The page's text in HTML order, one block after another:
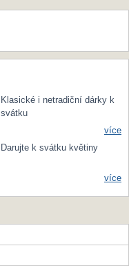
Klasické i netradiční dárky k
svátku
více
Darujte k svátku květiny
více